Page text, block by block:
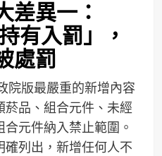
差異一：
有入罰」，
處罰
院版最嚴重的新增內容
菸品、組合元件、未經
元件納入禁止範圍。
列出，新增任何人不